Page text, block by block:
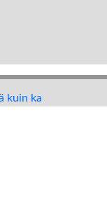
kuin ka